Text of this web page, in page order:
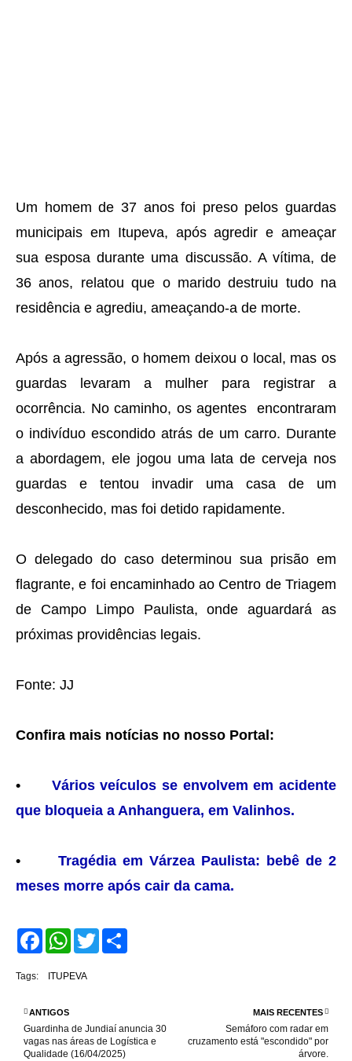
Um homem de 37 anos foi preso pelos guardas
municipais em Itupeva, após agredir e ameaçar
sua esposa durante uma discussão. A vítima, de
36 anos, relatou que o marido destruiu tudo na
residência e agrediu, ameaçando-a de morte.
Após a agressão, o homem deixou o local, mas os
guardas levaram a mulher para registrar a
ocorrência. No caminho, os agentes encontraram
o indivíduo escondido atrás de um carro. Durante
a abordagem, ele jogou uma lata de cerveja nos
guardas e tentou invadir uma casa de um
desconhecido, mas foi detido rapidamente.
O delegado do caso determinou sua prisão em
flagrante, e foi encaminhado ao Centro de Triagem
de Campo Limpo Paulista, onde aguardará as
próximas providências legais.
Fonte: JJ
Confira mais notícias no nosso Portal:
•
Vários veículos se envolvem em acidente
que bloqueia a Anhanguera, em Valinhos.
•
Tragédia em Várzea Paulista: bebê de 2
meses morre após cair da cama.
F
a
e
o
k
W
h
t
p
T
w
Tags: ITUPEVA
MAIS RECENTES
Semáforo com radar em
cruzamento está "escondido" por
árvore.
ANTIGOS
Guardinha de Jundiaí anuncia 30
vagas nas áreas de Logística e
Qualidade (16/04/2025)